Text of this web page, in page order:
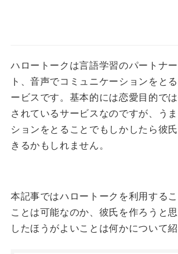
ハロートークは言語学習のパートナ
ト、音声でコミュニケーションをと
ービスです。基本的には恋愛目的で
されているサービスなのですが、う
ションをとることでもしかしたら彼
きるかもしれません。
本記事ではハロートークを利用する
ことは可能なのか、彼氏を作ろうと
したほうがよいことは何かについて紹